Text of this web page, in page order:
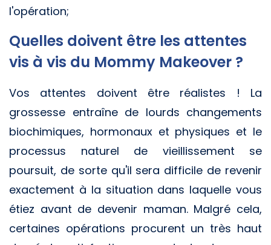
l'opération;
Quelles doivent être les attentes
vis à vis du Mommy Makeover ?
Vos attentes doivent être réalistes ! La
grossesse entraîne de lourds changements
biochimiques, hormonaux et physiques et le
processus naturel de vieillissement se
poursuit, de sorte qu'il sera difficile de revenir
exactement à la situation dans laquelle vous
étiez avant de devenir maman. Malgré cela,
certaines opérations procurent un très haut